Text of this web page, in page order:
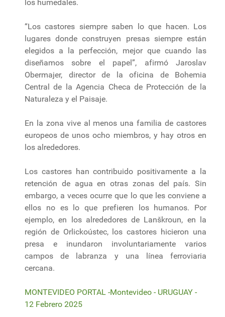
los humedales.
“Los castores siempre saben lo que hacen. Los
lugares donde construyen presas siempre están
elegidos a la perfección, mejor que cuando las
diseñamos sobre el papel”, afirmó Jaroslav
Obermajer, director de la oficina de Bohemia
Central de la Agencia Checa de Protección de la
Naturaleza y el Paisaje.
En la zona vive al menos una familia de castores
europeos de unos ocho miembros, y hay otros en
los alrededores.
Los castores han contribuido positivamente a la
retención de agua en otras zonas del país. Sin
embargo, a veces ocurre que lo que les conviene a
ellos no es lo que prefieren los humanos. Por
ejemplo, en los alrededores de Lanškroun, en la
región de Orlickoústec, los castores hicieron una
presa e inundaron involuntariamente varios
campos de labranza y una línea ferroviaria
cercana.
MONTEVIDEO PORTAL -Montevideo - URUGUAY -
12 Febrero 2025